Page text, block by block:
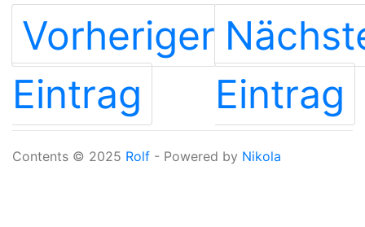
Vorheriger
Eintrag
Eintrag
Contents © 2025 Rolf - Powered by Nikola